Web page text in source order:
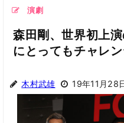
演劇
森田剛、世界初上
にとってもチャレン
木村武雄 19年11月28